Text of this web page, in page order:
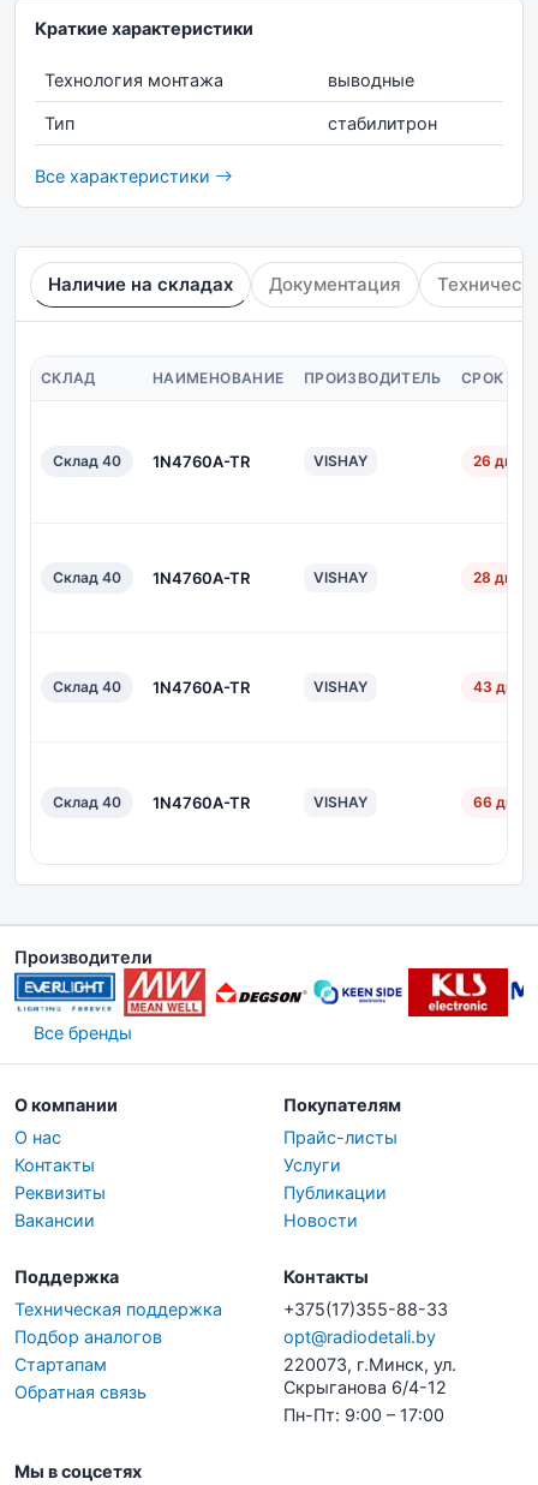
Краткие характеристики
Технология монтажа выводные
Тип стабилитрон
Все характеристики
Наличие на складах Документация
СКЛАД НАИМЕНОВАНИЕ ПРОИЗВОДИТЕЛЬ СРОК
Склад 40 1N4760A-TR VISHAY 26 дн.
Склад 40 1N4760A-TR VISHAY 28 дн.
Склад 40 1N4760A-TR VISHAY 43 дн.
Склад 40 1N4760A-TR VISHAY 66 дн.
Производители
Все бренды
О компании
О нас
Контакты
Реквизиты
Вакансии
Покупателям
Прайс-листы
Услуги
Публикации
Новости
Поддержка
Техническая поддержка
Подбор аналогов
Стартапам
Обратная связь
Контакты
+375(17)355-88-33
opt@radiodetali.by
220073, г.Минск, ул.
Скрыганова 6/4-12
Пн-Пт: 9:00 – 17:00
Мы в соцсетях